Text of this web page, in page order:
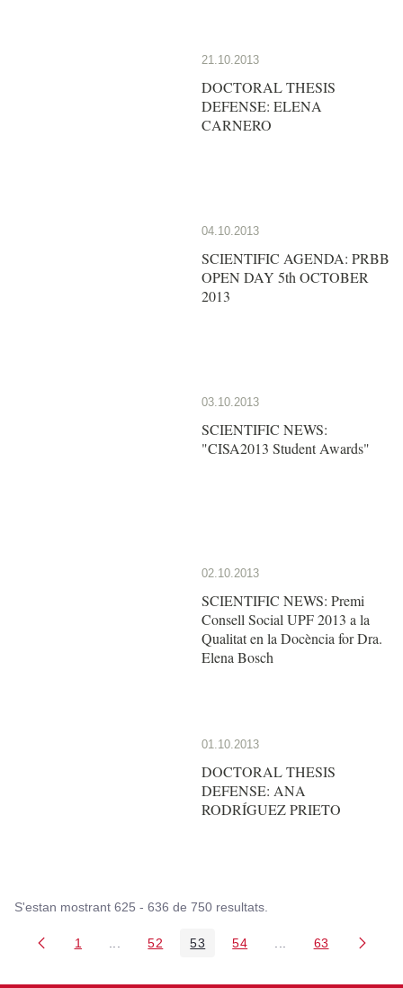
21.10.2013
DOCTORAL THESIS
DEFENSE: ELENA
CARNERO
04.10.2013
SCIENTIFIC AGENDA: PRBB
OPEN DAY 5th OCTOBER
2013
03.10.2013
SCIENTIFIC NEWS:
"CISA2013 Student Awards"
02.10.2013
SCIENTIFIC NEWS: Premi
Consell Social UPF 2013 a la
Qualitat en la Docència for Dra.
Elena Bosch
01.10.2013
DOCTORAL THESIS
DEFENSE: ANA
RODRÍGUEZ PRIETO
S'estan mostrant 625 - 636 de 750 resultats.
Pàgina
1 Pàgines intermèdies Utilitzeu TAB per navegar.
Pàgina
52 Pàgina
53 Pàgina
54 PàginesPàgina
63